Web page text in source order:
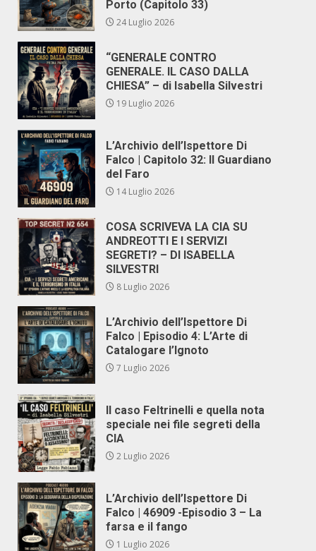
Porto (Capitolo 33)
24 Luglio 2026
“GENERALE CONTRO
GENERALE. IL CASO DALLA
CHIESA” – di Isabella Silvestri
19 Luglio 2026
L’Archivio dell’Ispettore Di
Falco | Capitolo 32: Il Guardiano
del Faro
14 Luglio 2026
COSA SCRIVEVA LA CIA SU
ANDREOTTI E I SERVIZI
SEGRETI? – DI ISABELLA
SILVESTRI
8 Luglio 2026
L’Archivio dell’Ispettore Di
Falco | Episodio 4: L’Arte di
Catalogare l’Ignoto
7 Luglio 2026
Il caso Feltrinelli e quella nota
speciale nei file segreti della
CIA
2 Luglio 2026
L’Archivio dell’Ispettore Di
Falco | 46909 -Episodio 3 – La
farsa e il fango
1 Luglio 2026